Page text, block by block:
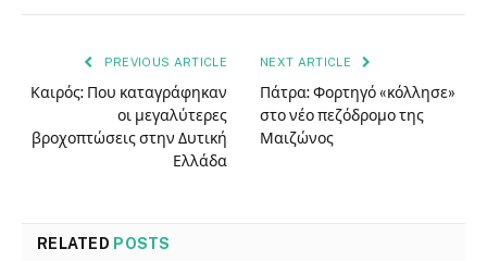
PREVIOUS ARTICLE
Καιρός: Που καταγράφηκαν
οι μεγαλύτερες
βροχοπτώσεις στην Δυτική
Ελλάδα
NEXT ARTICLE
Πάτρα: Φορτηγό «κόλλησε»
στο νέο πεζόδρομο της
Μαιζώνος
RELATED POSTS